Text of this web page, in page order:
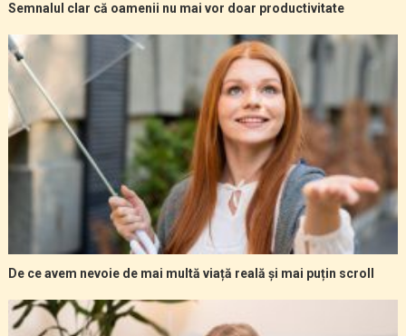
Semnalul clar că oamenii nu mai vor doar productivitate
De ce avem nevoie de mai multă viață reală și mai puțin scroll